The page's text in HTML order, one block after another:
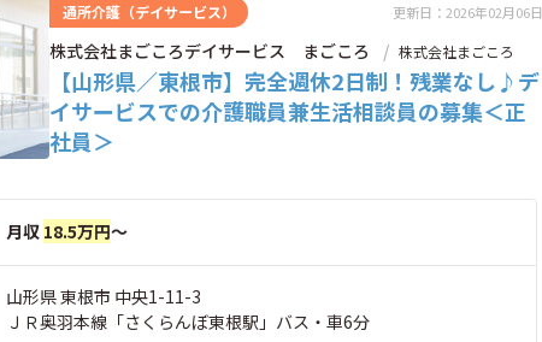
通所介護（デイサービス） 更新日：2026年02月06日
株式会社まごころデイサービス まごころ 株式会社まごころ
【山形県／東根市】完全週休2日制！残業なし♪デ
イサービスでの介護職員兼生活相談員の募集＜正
社員＞
月収 18.5万円～
山形県 東根市 中央1-11-3
ＪＲ奥羽本線「さくらんぼ東根駅」バス・車6分